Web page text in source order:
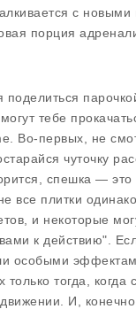
с
порция
тебе
. Во-первых, не
чуточку
спешка —
все плитки
и некоторые
к действию".
особыми
только тогда,
И,